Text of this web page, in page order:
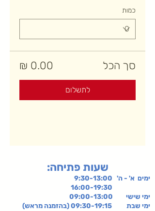
כמות
סך הכל
לתשלום
:שעות פתיחה
ימים א' - ה' 9:30-13:00
ימי שישי 09:00-13:00
ימי שבת 09:30-19:15 (בהזמנה מראש)